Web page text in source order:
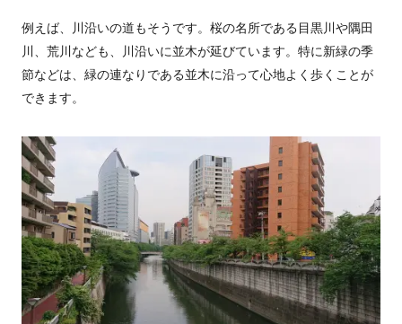
例えば、川沿いの道もそうです。桜の名所である目黒川や隅田
川、荒川なども、川沿いに並木が延びています。特に新緑の季
節などは、緑の連なりである並木に沿って心地よく歩くことが
できます。